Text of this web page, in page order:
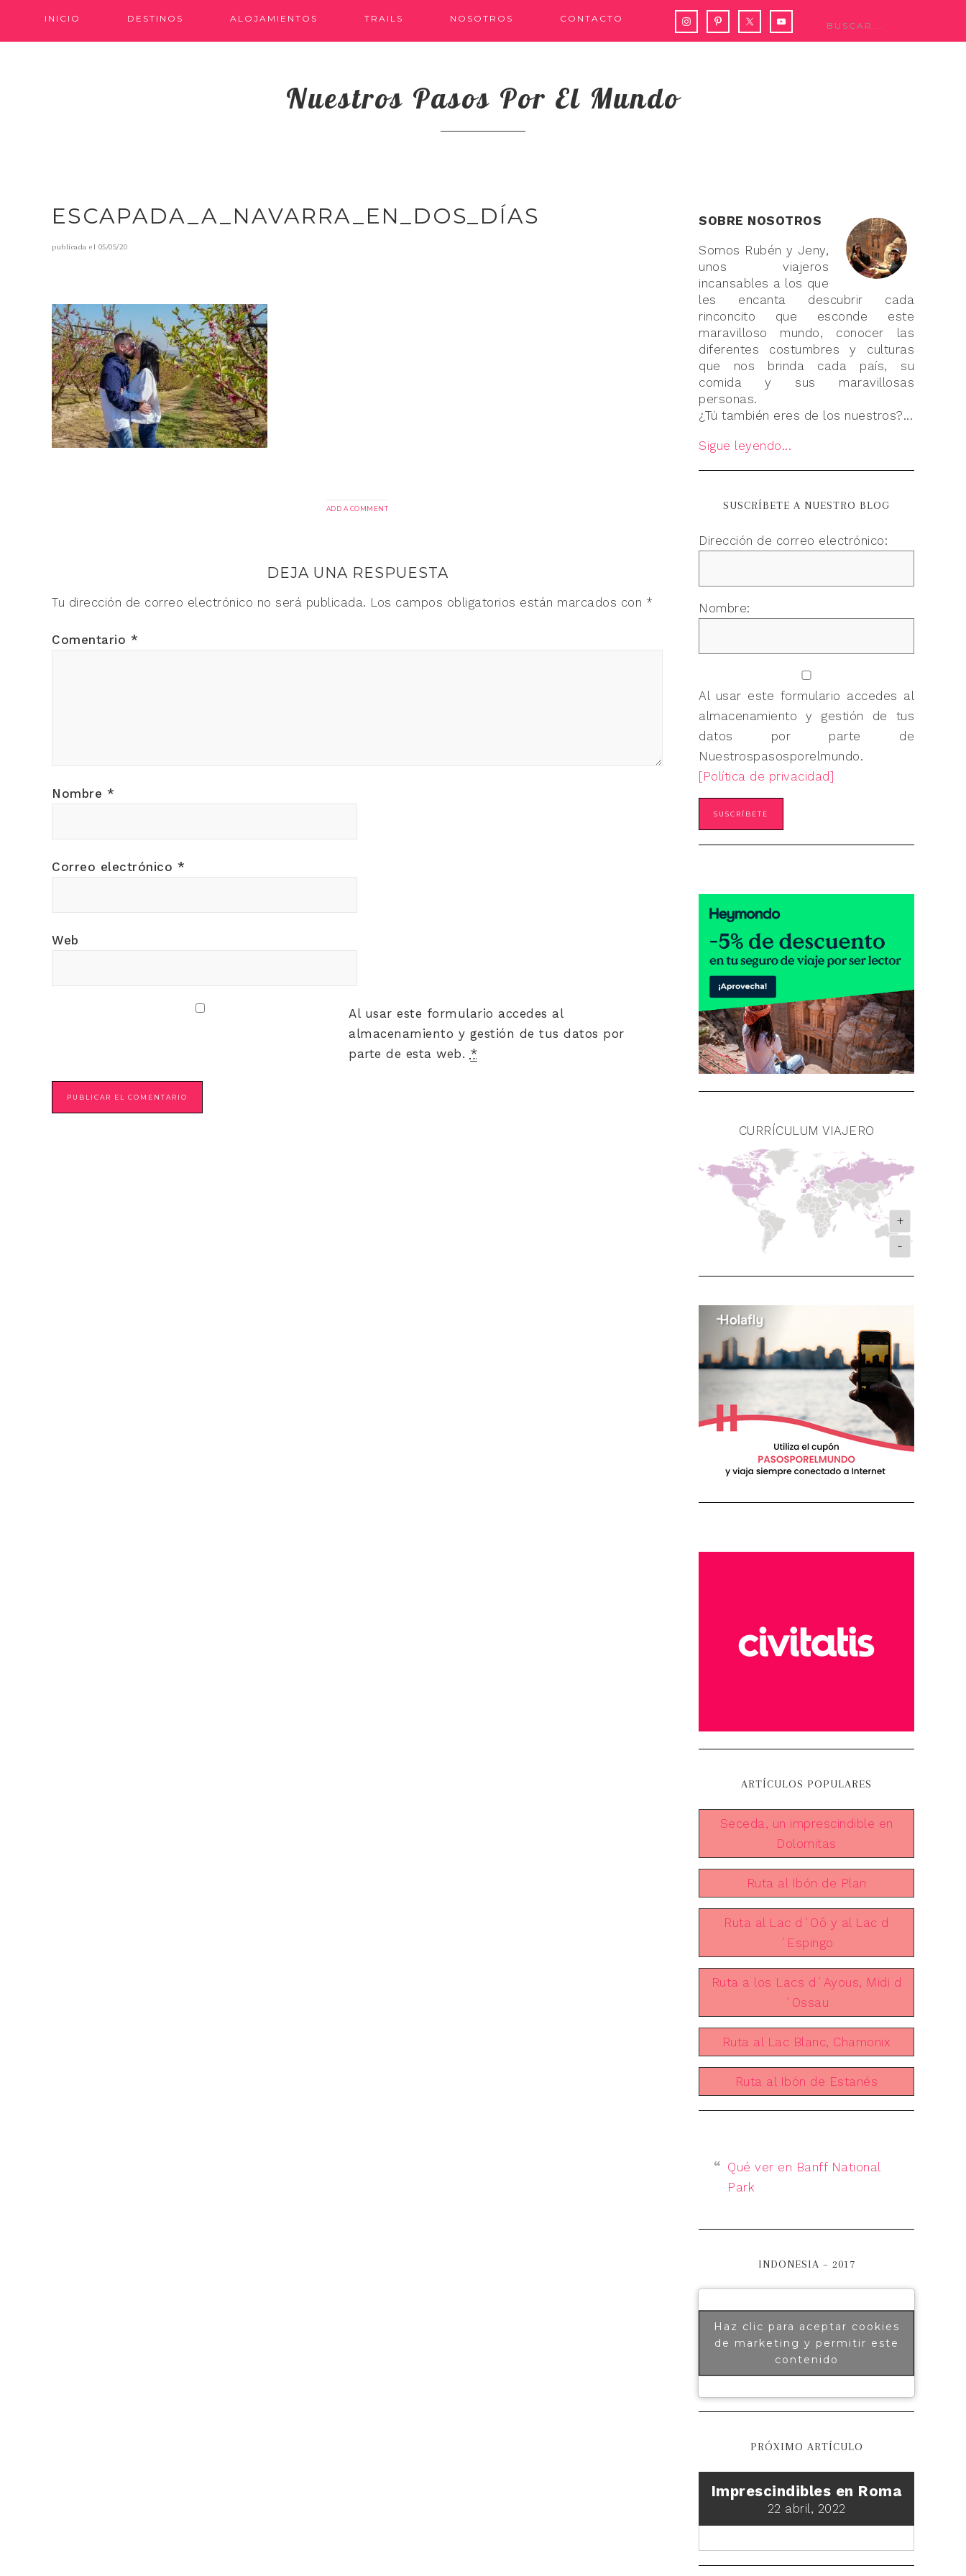
INICIO DESTINOS ALOJAMIENTOS TRAILS NOSOTROS CONTACTO
Nuestros Pasos Por El Mundo
ESCAPADA_A_NAVARRA_EN_DOS_DÍAS
publicada el 05/05/20
ADD A COMMENT
DEJA UNA RESPUESTA
Tu dirección de correo electrónico no será publicada. Los campos obligatorios están marcados con *
Comentario *
Nombre *
Correo electrónico *
Web
Al usar este formulario accedes al
almacenamiento y gestión de tus datos por
parte de esta web. *
SOBRE NOSOTROS
Somos Rubén y Jeny,
unos viajeros
incansables a los que
les encanta descubrir cada
rinconcito que esconde este
maravilloso mundo, conocer las
diferentes costumbres y culturas
que nos brinda cada país, su
comida y sus maravillosas
personas.
¿Tú también eres de los nuestros?...
Sigue leyendo...
SUSCRÍBETE A NUESTRO BLOG
Dirección de correo electrónico:
Nombre:
Al usar este formulario accedes al
almacenamiento y gestión de tus
datos por parte de
Nuestrospasosporelmundo.
[Política de privacidad]
CURRÍCULUM VIAJERO
+
-
ARTÍCULOS POPULARES
Seceda, un imprescindible en
Dolomitas
Ruta al Ibón de Plan
Ruta al Lac d´Oô y al Lac d
´Espingo
Ruta a los Lacs d´Ayous, Midi d
´Ossau
Ruta al Lac Blanc, Chamonix
Ruta al Ibón de Estanés
Qué ver en Banff National
Park
INDONESIA – 2017
Haz clic para aceptar cookies
de marketing y permitir este
contenido
PRÓXIMO ARTÍCULO
Imprescindibles en Roma
22 abril, 2022